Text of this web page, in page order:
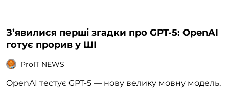
З’явилися перші згадки про GPT-5: OpenAI
готує прорив у ШІ
ProIT NEWS
OpenAI тестує GPT-5 — нову велику мовну модель,